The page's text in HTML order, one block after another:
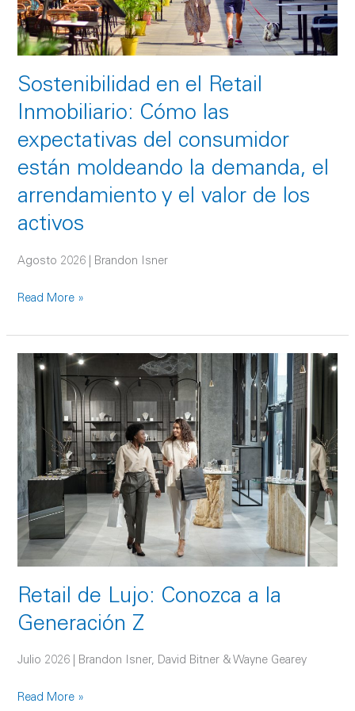
Sostenibilidad en el Retail
Inmobiliario: Cómo las
expectativas del consumidor
están moldeando la demanda, el
arrendamiento y el valor de los
activos
Agosto 2026 | Brandon Isner
las
expectativas
del
están
moldeando
demanda,
el
y
el
de
activos
Read More »
Retail de Lujo: Conozca a la
Generación Z
Julio 2026 | Brandon Isner, David Bitner & Wayne Gearey
Retail
de
Lujo:
Conozca
a
la
Generación
Z
Read More »